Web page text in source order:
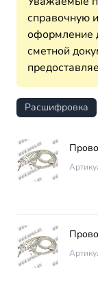
справочную
оформление
сметной
Расшифровка